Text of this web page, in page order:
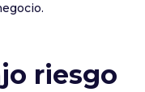
riesgo